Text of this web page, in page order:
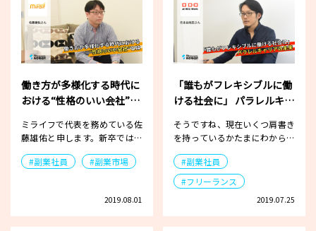
働き方が多様化する時代に
おける“性格のいい会社”と
ミライフで代表を務めている佐
藤雄佑と申します。新卒ではベ
#副業社員
#副業市場
2019.08.01
「誰もがフレキシブルに働
ける社会に」 パラレルキャ
そうですね、現在いくつ肩書き
を持っているかたまにわからな
ル…#副業社員
#フリーランス
2019.07.25